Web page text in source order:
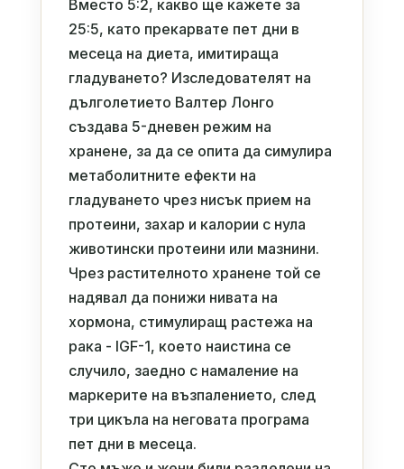
Вместо 5:2, какво ще кажете за
25:5, като прекарвате пет дни в
месеца на диета, имитираща
гладуването? Изследователят на
дълголетието Валтер Лонго
създава 5-дневен режим на
хранене, за да се опита да симулира
метаболитните ефекти на
гладуването чрез нисък прием на
протеини, захар и калории с нула
животински протеини или мазнини.
Чрез растителното хранене той се
надявал да понижи нивата на
хормона, стимулиращ растежа на
рака - IGF-1, което наистина се
случило, заедно с намаление на
маркерите на възпалението, след
три цикъла на неговата програма
пет дни в месеца.